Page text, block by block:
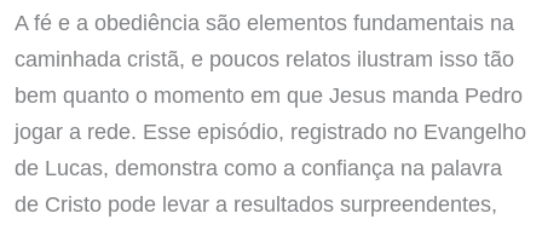
A fé e a obediência são elementos fundamentais na
caminhada cristã, e poucos relatos ilustram isso tão
bem quanto o momento em que Jesus manda Pedro
jogar a rede. Esse episódio, registrado no Evangelho
de Lucas, demonstra como a confiança na palavra
de Cristo pode levar a resultados surpreendentes,